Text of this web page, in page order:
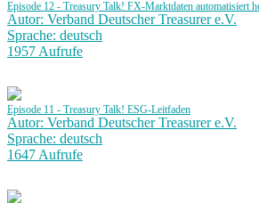
Episode 12 - Treasury Talk! FX-Marktdaten automatisiert
Autor: Verband Deutscher Treasurer e.V.
Sprache: deutsch
1957 Aufrufe
Episode 11 - Treasury Talk! ESG-Leitfaden
Autor: Verband Deutscher Treasurer e.V.
Sprache: deutsch
1647 Aufrufe